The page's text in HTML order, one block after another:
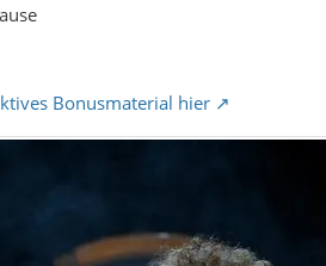
Bonusmaterial hier